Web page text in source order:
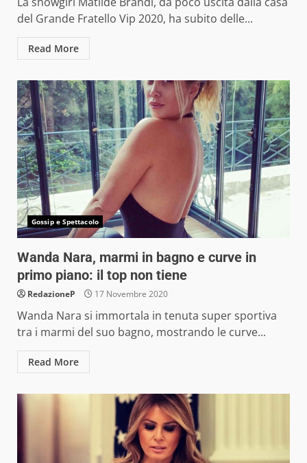
del Grande Fratello Vip 2020, ha subito delle...
Read More
Gossip e Spettacolo
Wanda Nara, marmi in bagno e curve in
primo piano: il top non tiene
RedazioneP 17 Novembre 2020
Wanda Nara si immortala in tenuta super sportiva
tra i marmi del suo bagno, mostrando le curve...
Read More